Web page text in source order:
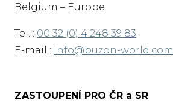
Belgium – Europe
Tel. : 00 32 (0) 4 248 39 83
E-mail : info@buzon-world.com
ZASTOUPENÍ PRO ČR a SR